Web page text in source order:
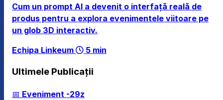
Cum un prompt AI a devenit o interfață reală de
produs pentru a explora evenimentele viitoare pe
un glob 3D interactiv.
Echipa Linkeum
5 min
Ultimele Publicații
📅 Eveniment -29z